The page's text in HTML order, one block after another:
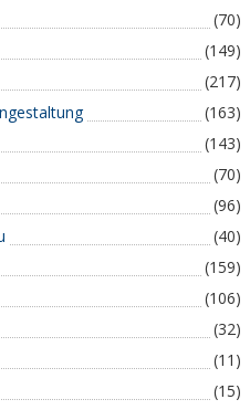
(70)
(149)
(217)
(163)
(143)
(70)
(96)
(40)
(159)
(106)
(32)
(11)
(15)